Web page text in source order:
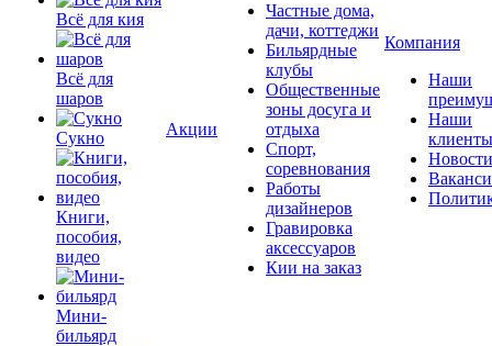
Всё для кия
Всё для
шаров
Сукно
Книги,
пособия,
видео
Мини-
бильярд
Акции
Частные дома,
дачи, коттеджи
Бильярдные
клубы
Общественные
зоны досуга и
отдыха
Спорт,
соревнования
Работы
дизайнеров
Гравировка
аксессуаров
Кии на заказ
Компания
Наши
Наши
клиенты
Новости